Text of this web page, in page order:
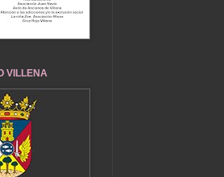
VILLENA